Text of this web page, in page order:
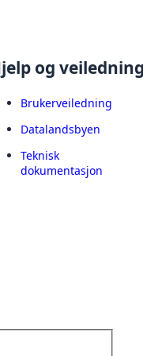
og
Brukerveiledning
Datalandsbyen
Teknisk
dokumentasjon